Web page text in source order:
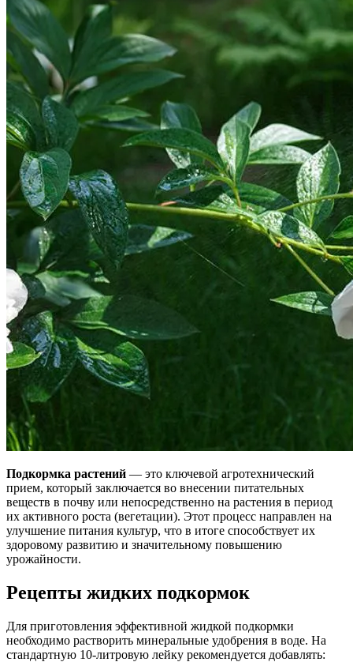
Подкормка растений — это ключевой агротехнический
прием, который заключается во внесении питательных
веществ в почву или непосредственно на растения в период
их активного роста (вегетации). Этот процесс направлен на
улучшение питания культур, что в итоге способствует их
здоровому развитию и значительному повышению
урожайности.
Рецепты жидких подкормок
Для приготовления эффективной жидкой подкормки
необходимо растворить минеральные удобрения в воде. На
стандартную 10-литровую лейку рекомендуется добавлять: